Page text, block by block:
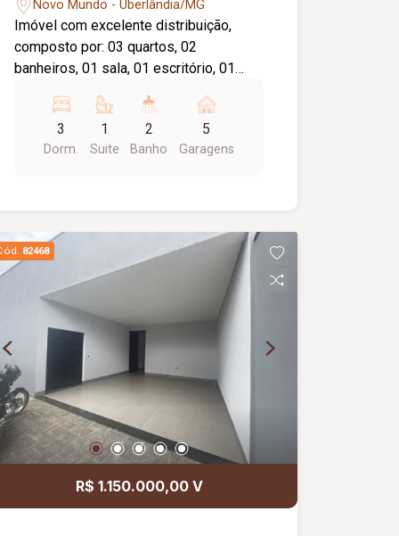
Novo Mundo - Uberlândia/MG
Imóvel com excelente distribuição,
composto por: 03 quartos, 02
banheiros, 01 sala, 01 escritório, 01
ampla garagem com capacidade para
05 carros.
3
Dorm.
1
Suite
2
Banho
5
Garagens
82468
R$ 1.150.000,00 V